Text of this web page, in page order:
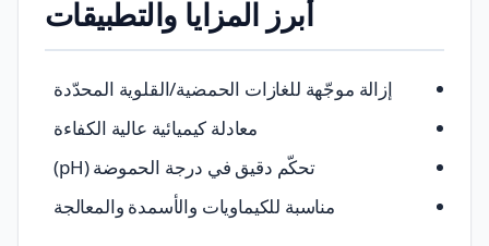
أبرز المزايا والتطبيقات
إزالة موجّهة للغازات الحمضية/القلوية المحدّدة
معادلة كيميائية عالية الكفاءة
تحكّم دقيق في درجة الحموضة (pH)
مناسبة للكيماويات والأسمدة والمعالجة